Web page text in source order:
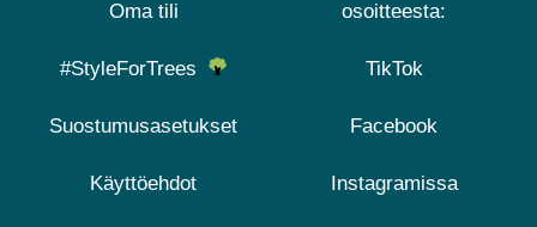
Oma tili
#StyleForTrees
Suostumusasetukset
Käyttöehdot
osoitteesta:
TikTok
Facebook
Instagramissa